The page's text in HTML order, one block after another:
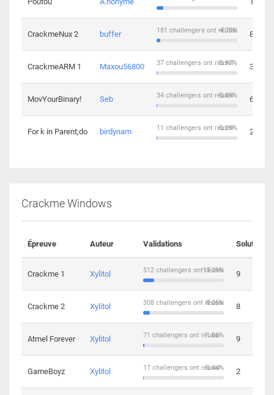
CrackmeNux 2 buffer 4.73%
181 challengers ont réussi 8
CrackmeARM 1 Maxou56800 0.97%
37 challengers ont réussi 3
MovYourBinary! Seb 0.89%
34 challengers ont réussi 6
For k in Parent;do birdynam 0.29%
11 challengers ont réussi 2
Crackme Windows
Épreuve Auteur Validations Solutions
Crackme 1 Xylitol 13.39%
512 challengers ont réussi 9
Crackme 2 Xylitol 8.05%
308 challengers ont réussi 8
Atmel Forever Xylitol 1.86%
71 challengers ont réussi 9
GameBoyz Xylitol 0.44%
17 challengers ont réussi 2